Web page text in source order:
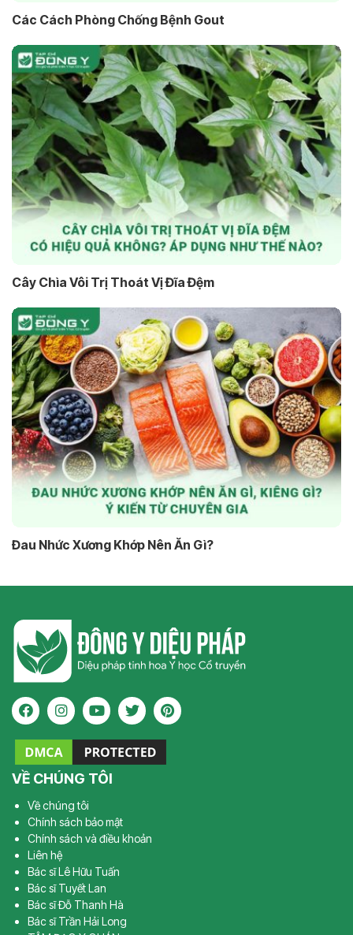
Các Cách Phòng Chống Bệnh Gout
Cây Chìa Vôi Trị Thoát Vị Đĩa Đệm
Đau Nhức Xương Khớp Nên Ăn Gì?
VỀ CHÚNG TÔI
Về chúng tôi
Chính sách bảo mật
Chính sách và điều khoản
Liên hệ
Bác sĩ Lê Hữu Tuấn
Bác sĩ Tuyết Lan
Bác sĩ Đỗ Thanh Hà
Bác sĩ Trần Hải Long